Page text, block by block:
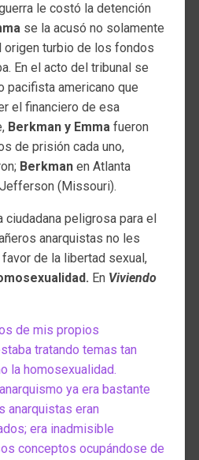
le costó la detención
se la acusó no solamente
turbio de los fondos
En el acto del tribunal se
pacifista americano que
el financiero de esa
Berkman y Emmafueron
de prisión cada uno,
Berkmanen Atlanta
(Missouri).
ciudadana peligrosa para el
anarquistas no les
de la libertad sexual,
En Viviendo
de mis propios
tratando temas tan
la homosexualidad.
ya era bastante
anarquistas eran
era inadmisible
conceptos ocupándose de